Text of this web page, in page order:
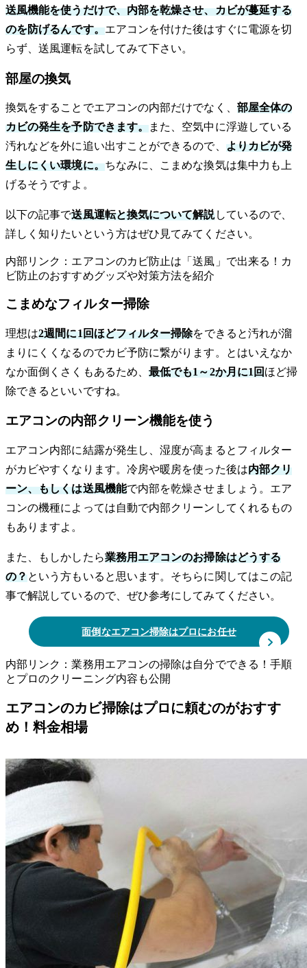
送風機能を使うだけで、内部を乾燥させ、カビが蔓延する
のを防げるんです。エアコンを付けた後はすぐに電源を切
らず、送風運転を試してみて下さい。
部屋の換気
換気をすることでエアコンの内部だけでなく、 部屋全体の
カビの発生を予防できます。また、空気中に浮遊している
汚れなどを外に追い出すことができるので、 よりカビが発
生しにくい環境に。ちなみに、こまめな換気は集中力も上
げるそうですよ。
以下の記事で送風運転と換気について解説しているので、
詳しく知りたいという方はぜひ見てみてください。
内部リンク：エアコンのカビ防止は「送風」で出来る！カ
ビ防止のおすすめグッズや対策方法を紹介
こまめなフィルター掃除
理想は2週間に1回ほどフィルター掃除をできると汚れが溜
まりにくくなるのでカビ予防に繋がります。とはいえなか
なか面倒くさくもあるため、最低でも1～2か月に1回ほど掃
除できるといいですね。
エアコンの内部クリーン機能を使う
エアコン内部に結露が発生し、湿度が高まるとフィルター
がカビやすくなります。冷房や暖房を使った後は内部クリ
ーン、もしくは送風機能で内部を乾燥させましょう。エア
コンの機種によっては自動で内部クリーンしてくれるもの
もありますよ。
また、もしかしたら業務用エアコンのお掃除はどうする
の？という方もいると思います。そちらに関してはこの記
事で解説しているので、ぜひ参考にしてみてください。
面倒なエアコン掃除はプロにお任せ
内部リンク：業務用エアコンの掃除は自分でできる！手順
とプロのクリーニング内容も公開
エアコンのカビ掃除はプロに頼むのがおすす
め！料金相場